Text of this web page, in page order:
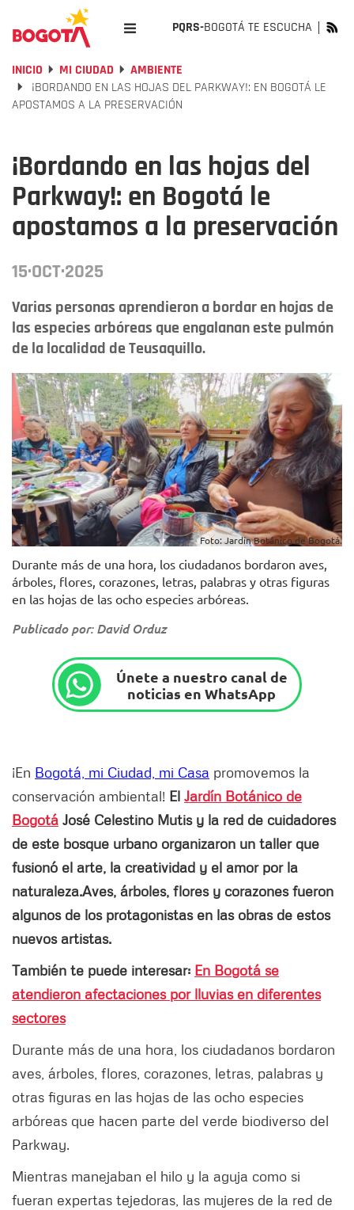
PQRS-BOGOTÁ TE ESCUCHA
INICIO MI CIUDAD
AMBIENTE
¡BORDANDO EN LAS HOJAS DEL PARKWAY!: EN BOGOTÁ LE
APOSTAMOS A LA PRESERVACIÓN
¡Bordando en las hojas del
Parkway!: en Bogotá le
apostamos a la preservación
15·OCT·2025
Varias personas aprendieron a bordar en hojas de
las especies arbóreas que engalanan este pulmón
de la localidad de Teusaquillo.
Foto: Jardín Botánico de Bogotá.
Durante más de una hora, los ciudadanos bordaron aves,
árboles, flores, corazones, letras, palabras y otras figuras
en las hojas de las ocho especies arbóreas.
Publicado por: David Orduz
Únete a nuestro canal de
noticias en WhatsApp
¡En Bogotá, mi Ciudad, mi Casa promovemos la
conservación ambiental! El Jardín Botánico de
Bogotá José Celestino Mutis y la red de cuidadores
de este bosque urbano organizaron un taller que
fusionó el arte, la creatividad y el amor por la
naturaleza.Aves, árboles, flores y corazones fueron
algunos de los protagonistas en las obras de estos
nuevos artistas.
También te puede interesar: En Bogotá se
atendieron afectaciones por lluvias en diferentes
sectores
Durante más de una hora, los ciudadanos bordaron
aves, árboles, flores, corazones, letras, palabras y
otras figuras en las hojas de las ocho especies
arbóreas que hacen parte del verde biodiverso del
Parkway.
Mientras manejaban el hilo y la aguja como si
fueran expertas tejedoras, las mujeres de la red de